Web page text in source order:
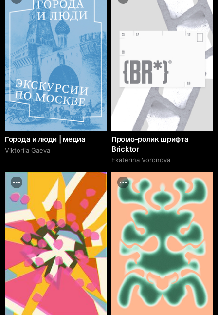
Города и люди | медиа
Viktoriia Gaeva
Промо-ролик шрифта
Bricktor
Ekaterina Voronova